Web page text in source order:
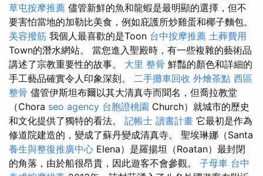
草屯按摩推薦 儘管新鮮的魚和龍蝦是最明顯的選擇，但不
要害怕當地的加勒比美食，例如庇護所炒雞蛋和椰子麵包。
美容撥筋 我個人最喜歡的是Toon 台中按摩推薦 土葬費用
Town的潛水網站。 當您進入聖殿時，有一些複雜的藝術品
講述了宗教重要性的故事。 大里 整骨 鮮豔的顏色和詳細的
手工藝品確實令人印象深刻。 二手攤車回收 外燴茶點 西區
整骨 儘管伊斯坦布爾以其大清真寺而聞名，但喬拉教堂
（Chora seo agency 台胞證桃園 Church）就城市的歷史
和文化提供了獨特的看法。 記帳士 讀書計畫 它最初是作為
修道院建造的，變成了蘇丹變成清真寺。 聖埃琳娜（Santa
養生與整復推廣中心 Elena）是羅揚坦（Roatan）最封閉
的角落，由於船很昂貴，因此遊客不會參觀。 子母車 台中